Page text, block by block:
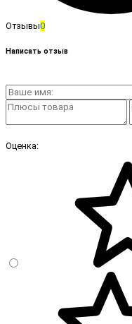
Отзывы0
Написать отзыв
Оценка: